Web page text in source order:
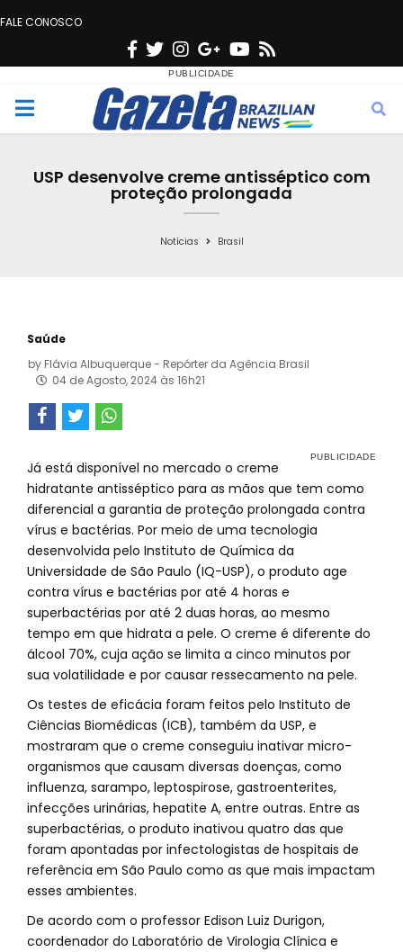
FALE CONOSCO
F
c
e
o
T
w
i
t
e
n
s
t
g
r
a
G
o
o
g
e
Y
u
t
b
e
s
M
USP desenvolve creme antisséptico com
proteção prolongada
Notícias Brasil
Saúde
by Flávia Albuquerque - Repórter da Agência Brasil
04 de Agosto, 2024 às 16h21
Já está disponível no mercado o creme
hidratante antisséptico para as mãos que tem como
diferencial a garantia de proteção prolongada contra
vírus e bactérias. Por meio de uma tecnologia
desenvolvida pelo Instituto de Química da
Universidade de São Paulo (IQ-USP), o produto age
contra vírus e bactérias por até 4 horas e
superbactérias por até 2 duas horas, ao mesmo
tempo em que hidrata a pele. O creme é diferente do
álcool 70%, cuja ação se limita a cinco minutos por
sua volatilidade e por causar ressecamento na pele.
Os testes de eficácia foram feitos pelo Instituto de
Ciências Biomédicas (ICB), também da USP, e
mostraram que o creme conseguiu inativar micro-
organismos que causam diversas doenças, como
influenza, sarampo, leptospirose, gastroenterites,
infecções urinárias, hepatite A, entre outras. Entre as
superbactérias, o produto inativou quatro das que
foram apontadas por infectologistas de hospitais de
referência em São Paulo como as que mais impactam
esses ambientes.
De acordo com o professor Edison Luiz Durigon,
coordenador do Laboratório de Virologia Clínica e